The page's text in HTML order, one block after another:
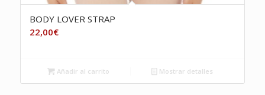
BODY LOVER STRAP
22,00€
Añadir al carrito Mostrar detalles